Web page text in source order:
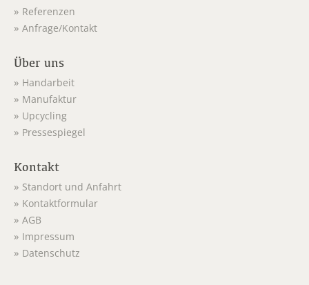
Referenzen
Anfrage/Kontakt
Über uns
Handarbeit
Manufaktur
Upcycling
Pressespiegel
Kontakt
Standort und Anfahrt
Kontaktformular
AGB
Impressum
Datenschutz